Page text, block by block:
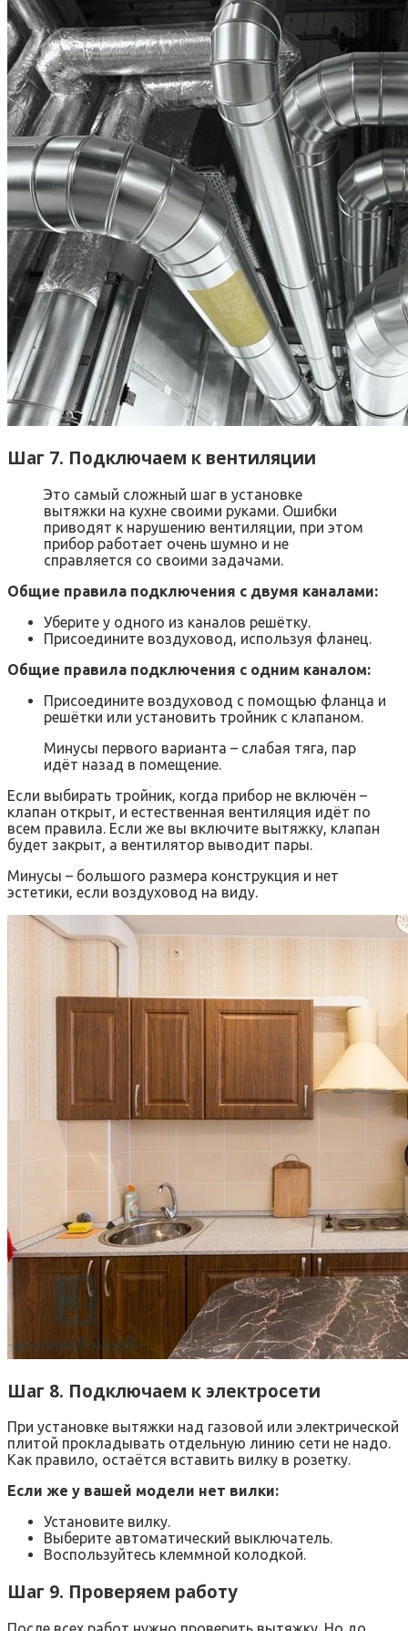
Шаг 7. Подключаем к вентиляции
Это самый сложный шаг в установке
вытяжки на кухне своими руками. Ошибки
приводят к нарушению вентиляции, при этом
прибор работает очень шумно и не
справляется со своими задачами.
Общие правила подключения с двумя каналами:
Уберите у одного из каналов решётку.
Присоедините воздуховод, используя фланец.
Общие правила подключения с одним каналом:
Присоедините воздуховод с помощью фланца и
решётки или установить тройник с клапаном.
Минусы первого варианта – слабая тяга, пар
идёт назад в помещение.
Если выбирать тройник, когда прибор не включён –
клапан открыт, и естественная вентиляция идёт по
всем правила. Если же вы включите вытяжку, клапан
будет закрыт, а вентилятор выводит пары.
Минусы – большого размера конструкция и нет
эстетики, если воздуховод на виду.
Шаг 8. Подключаем к электросети
При установке вытяжки над газовой или электрической
плитой прокладывать отдельную линию сети не надо.
Как правило, остаётся вставить вилку в розетку.
Если же у вашей модели нет вилки:
Установите вилку.
Выберите автоматический выключатель.
Воспользуйтесь клеммной колодкой.
Шаг 9. Проверяем работу